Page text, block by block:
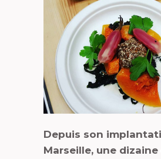
Depuis son
Marseille, une